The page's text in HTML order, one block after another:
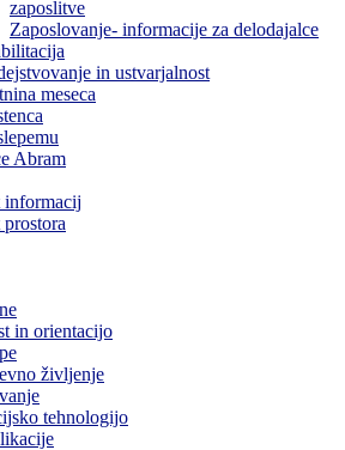
zaposlitve
Zaposlovanje- informacije za delodajalce
in ustvarjalnost
meseca
Abram
informacij
in orientacijo
življenje
tehnologijo